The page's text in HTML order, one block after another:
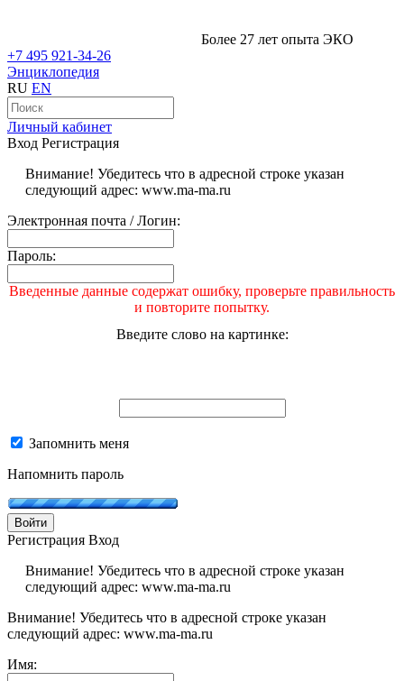
Более 27 лет опыта ЭКО
+7 495 921-34-26
Энциклопедия
RU EN
Личный кабинет
Вход Регистрация
Внимание! Убедитесь что в адресной строке указан
следующий адрес: www.ma-ma.ru
Электронная почта / Логин:
Пароль:
Введенные данные содержат ошибку, проверьте правильность
и повторите попытку.
Введите слово на картинке:
Запомнить меня
Напомнить пароль
Войти
Регистрация Вход
Внимание! Убедитесь что в адресной строке указан
следующий адрес: www.ma-ma.ru
Внимание! Убедитесь что в адресной строке указан
следующий адрес: www.ma-ma.ru
Имя: